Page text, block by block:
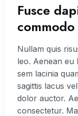
Fusce
commodo
Nullam quis
leo. Aenean eu
sem lacinia
sagittis lacus
dolor auctor.
consectetur.